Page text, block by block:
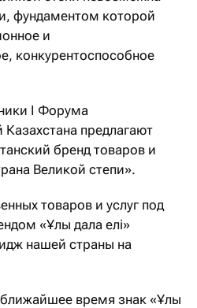
фундаментом которой
и
конкурентоспособное
I Форума
предлагают
бренд товаров и
Великой степи».
товаров и услуг под
«Ұлы дала елі»
нашей страны на
время знак «Ұлы